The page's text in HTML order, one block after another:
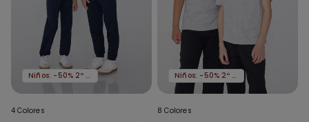
Niños: -50% 2º artículo
4 Colores
Niños: -50% 2º artículo
8 Colores